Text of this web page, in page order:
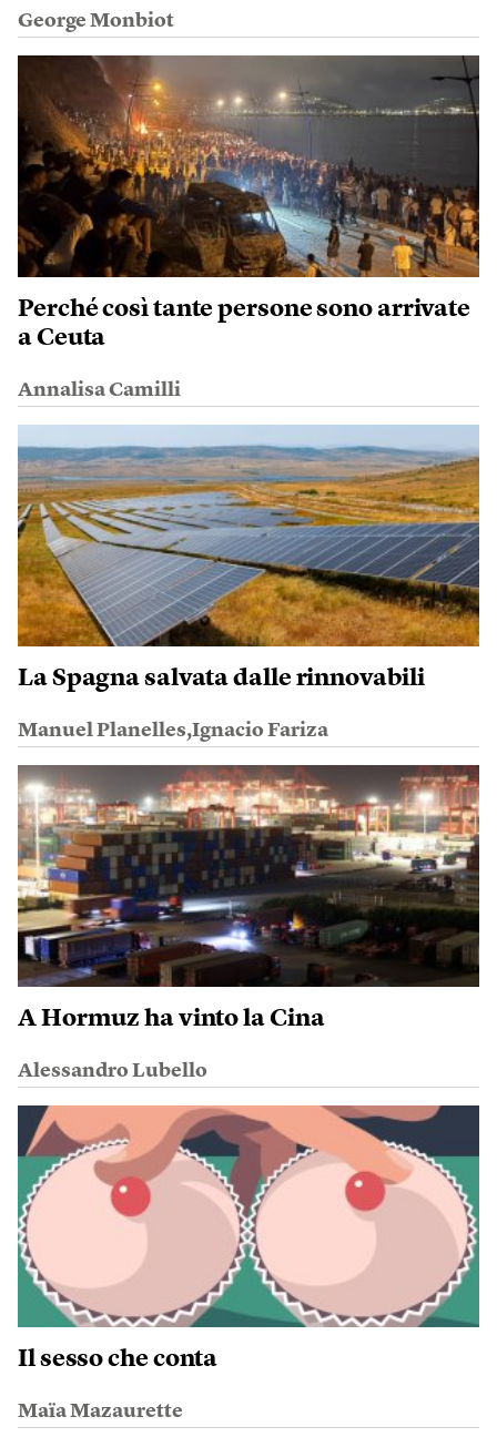
George Monbiot
Perché così tante persone sono arrivate
a Ceuta
Annalisa Camilli
La Spagna salvata dalle rinnovabili
Manuel Planelles,Ignacio Fariza
A Hormuz ha vinto la Cina
Alessandro Lubello
Il sesso che conta
Maïa Mazaurette